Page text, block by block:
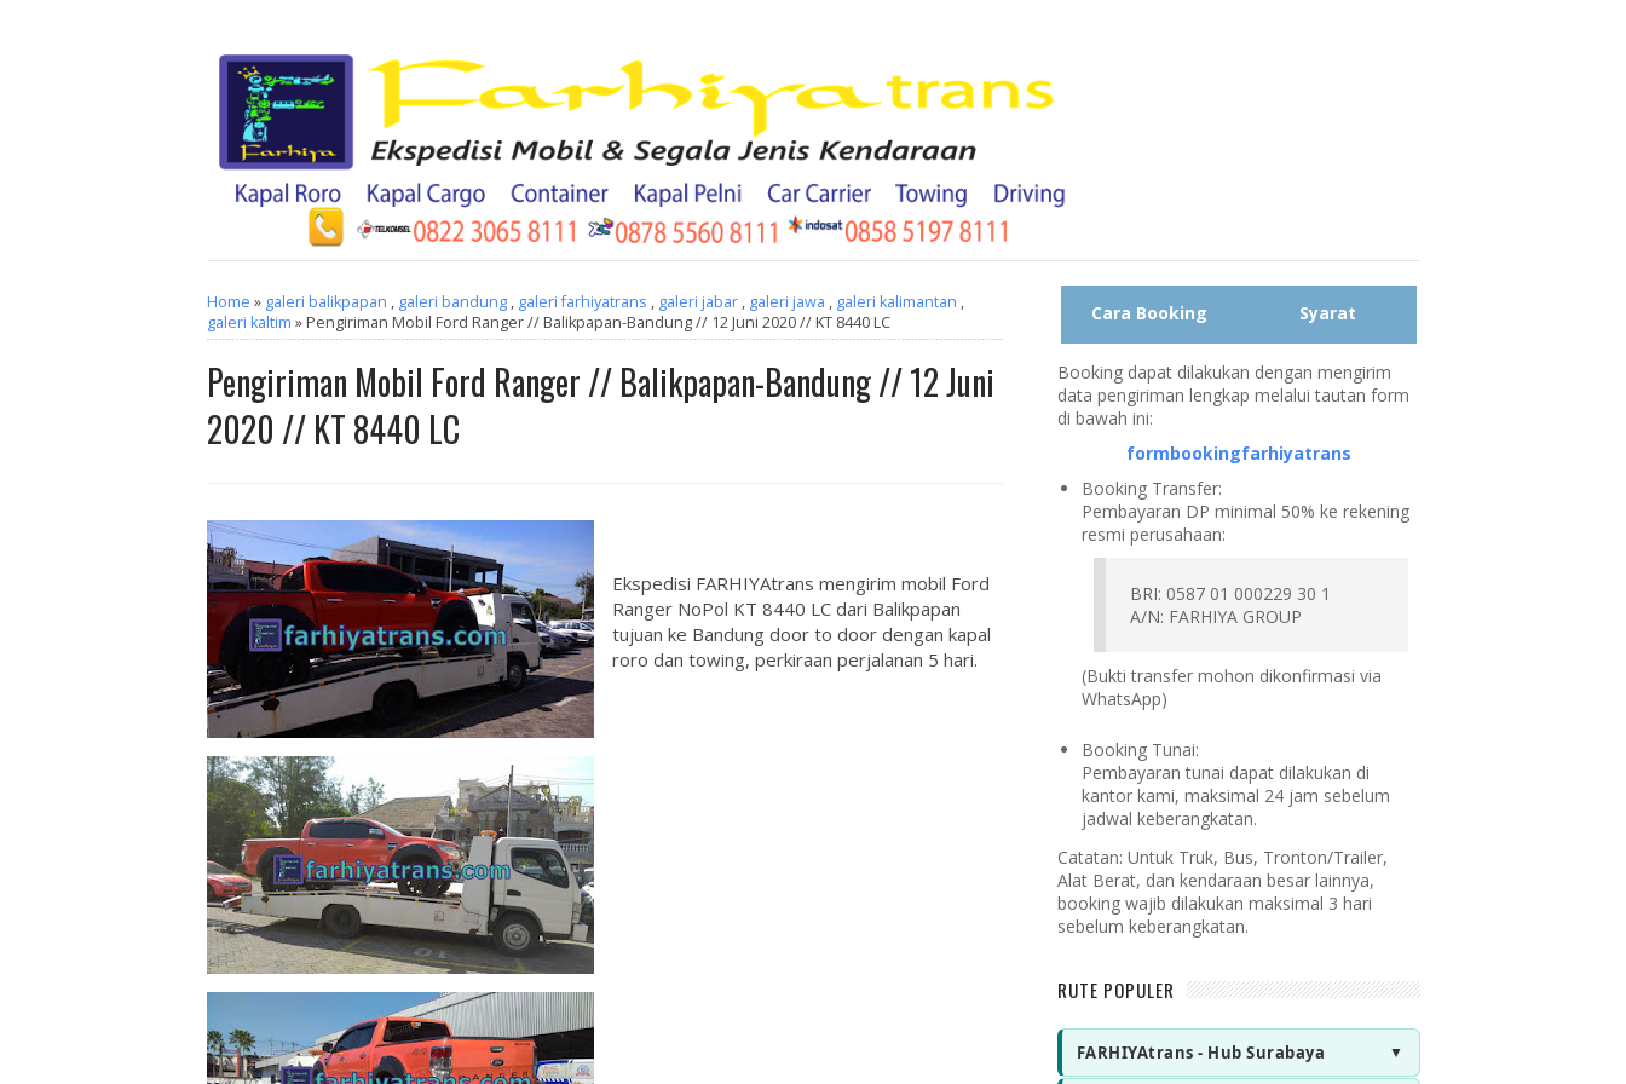
Home » galeri balikpapan , galeri bandung, galeri farhiyatrans , galeri jabar, galeri jawa , galeri kalimantan ,
galeri kaltim » Pengiriman Mobil Ford Ranger // Balikpapan-Bandung // 12 Juni 2020 // KT 8440 LC
Pengiriman Mobil Ford Ranger // Balikpapan-Bandung // 12 Juni
2020 // KT 8440 LC
Ekspedisi FARHIYAtrans mengirim mobil Ford
Ranger NoPol KT 8440 LC dari Balikpapan
tujuan ke Bandung door to door dengan kapal
roro dan towing, perkiraan perjalanan 5 hari.
Cara Booking Syarat
Booking dapat dilakukan dengan mengirim
data pengiriman lengkap melalui tautan form
di bawah ini:
formbookingfarhiyatrans
Booking Transfer:
Pembayaran DP minimal 50% ke rekening
resmi perusahaan:
BRI: 0587 01 000229 30 1
A/N: FARHIYA GROUP
(Bukti transfer mohon dikonfirmasi via
WhatsApp)
Booking Tunai:
Pembayaran tunai dapat dilakukan di
kantor kami, maksimal 24 jam sebelum
jadwal keberangkatan.
Catatan: Untuk Truk, Bus, Tronton/Trailer,
Alat Berat, dan kendaraan besar lainnya,
booking wajib dilakukan maksimal 3 hari
sebelum keberangkatan.
RUTE POPULER
FARHIYAtrans - Hub Surabaya